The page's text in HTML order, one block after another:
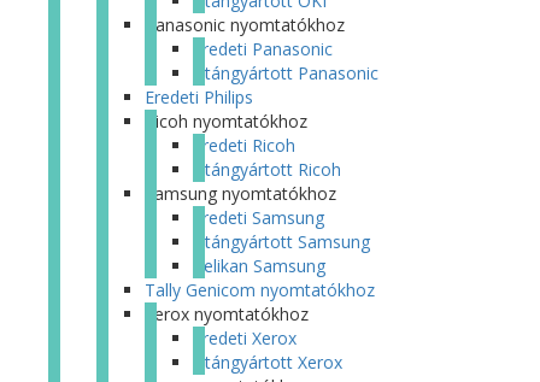
Panasonic nyomtatókhoz
Eredeti Panasonic
Utángyártott Panasonic
Eredeti Philips
Ricoh nyomtatókhoz
Eredeti Ricoh
Utángyártott Ricoh
Samsung nyomtatókhoz
Eredeti Samsung
Utángyártott Samsung
Pelikan Samsung
Tally Genicom nyomtatókhoz
Xerox nyomtatókhoz
Eredeti Xerox
Utángyártott Xerox